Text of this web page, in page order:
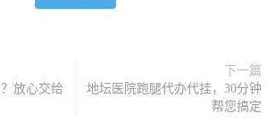
放心交给
下一篇
地坛医院跑腿代办代挂，30分钟
帮您搞定